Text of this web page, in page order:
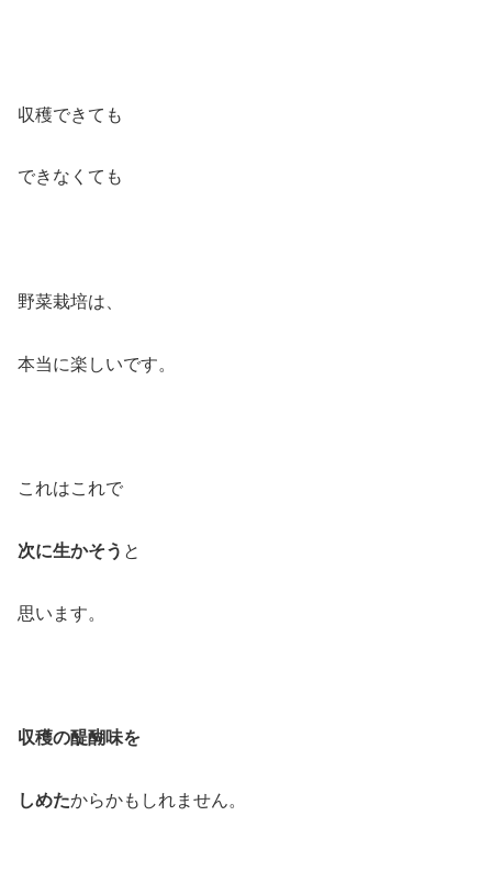
収穫できても
できなくても
野菜栽培は、
本当に楽しいです。
これはこれで
次に生かそう と
思います。
収穫の醍醐味を
しめたからかもしれません。